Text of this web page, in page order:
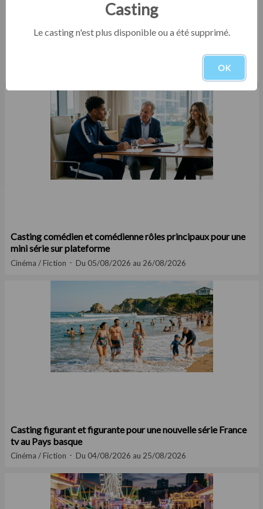
tournage d'un court film institutionnel en Eure-et-Loir
Casting comédien et comédienne rôles principaux pour une
mini série sur plateforme
Cinéma / Fiction Du 05/08/2026 au 26/08/2026
Casting figurant et figurante pour une nouvelle série France
tv au Pays basque
Cinéma / Fiction Du 04/08/2026 au 25/08/2026
Casting
Le casting n'est plus disponible ou a été supprimé.
OK